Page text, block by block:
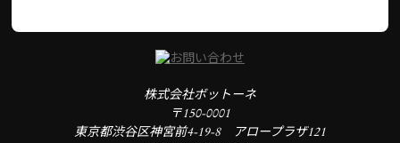
株式会社ボットーネ
〒150-0001
東京都渋谷区神宮前4-19-8 アロープラザ121